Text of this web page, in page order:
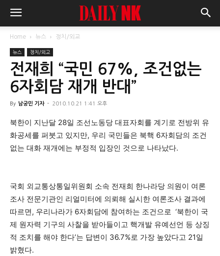
Home 뉴스 정치/외교
뉴스 정치/외교
전재희 “국민 67%, 조건없는
6자회담 재개 반대”
By 남궁민 기자 - 2010.10.21 1:41 오후
북한이 지난달 28일 조선노동당 대표자회를 계기로 전방위 유
화공세를 퍼붓고 있지만, 우리 국민들은 북핵 6자회담의 조건
없는 대화 재개에는 부정적 입장인 것으로 나타났다.
국회 외교통상통일위원회 소속 전재희 한나라당 의원이 여론
조사 전문기관인 리얼미터에 의뢰해 실시한 여론조사 결과에
따르면, 우리나라가 6자회담에 참여하는 조건으로 ‘북한이 국
제 원자력 기구의 사찰을 받아들이고 핵개발 유예선언 등 상징
적 조치를 해야 한다’는 답변이 36.7%로 가장 높았다고 21일
밝혔다.